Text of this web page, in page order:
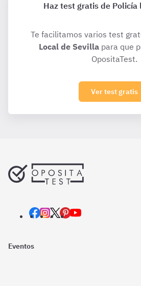
Haz test gratis de Policía
Te facilitamos varios test
Local de Sevillapara que
OpositaTest.
Ver test gratis
Eventos